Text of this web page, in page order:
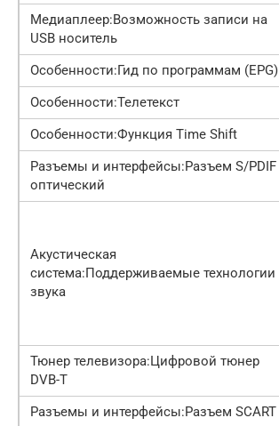
Медиаплеер:Возможность записи на
USB носитель
Особенности:Гид по программам (EPG)
Особенности:Телетекст
Особенности:Функция Time Shift
Разъемы и интерфейсы:Разъем S/PDIF
оптический
Акустическая
система:Поддерживаемые технологии
звука
Тюнер телевизора:Цифровой тюнер
DVB-T
Разъемы и интерфейсы:Разъем SCART